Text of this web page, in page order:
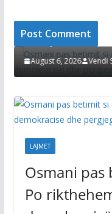
i demokracisë dhe
Kosovës
6, 2026 Vendi Sot
LAJMET
Osmani pas
Po